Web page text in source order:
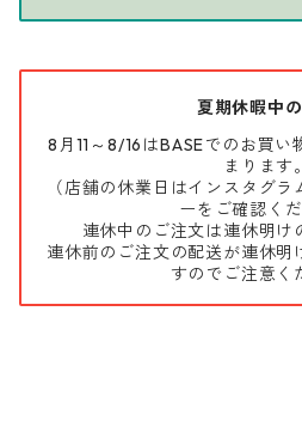
夏期休暇中
8月11～8/16はBASEでのお買
まります。
（店舗の休業日はインスタグ
ーをご確認くだ
連休中のご注文は連休明け
連休前のご注文の配送が連休明
すのでご注意く